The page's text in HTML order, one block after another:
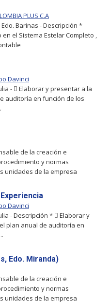
PLUS C.A
Edo. Barinas - Descripción *
el Sistema Estelar Completo ,
Davinci
-  Elaborar y presentar a la
auditoría en función de los
de la creación e
y normas
unidades de la empresa
Davinci
- Descripción *  Elaborar y
plan anual de auditoría en
Edo. Miranda)
de la creación e
y normas
unidades de la empresa